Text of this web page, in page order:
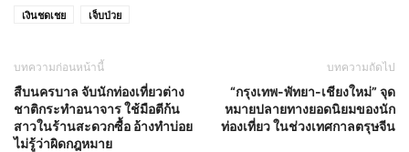
เงินชดเชย
เจ็บป่วย
บทความก่อนหน้านี้
สืบนครบาล จับนักท่องเที่ยวต่าง
ชาติกระทำอนาจาร ใช้มือตีก้น
สาวในร้านสะดวกซื้อ อ้างทำบ่อย
ไม่รู้ว่าผิดกฎหมาย
บทความถัดไป
“กรุงเทพ-พัทยา-เชียงใหม่” จุด
หมายปลายทางยอดนิยมของนัก
ท่องเที่ยว ในช่วงเทศกาลตรุษจีน